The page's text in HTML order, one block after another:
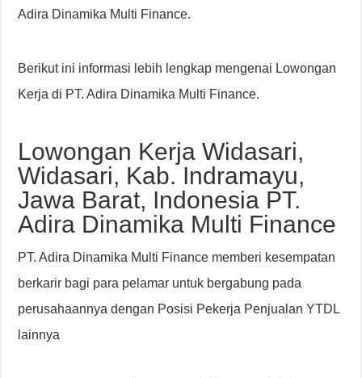
Adira Dinamika Multi Finance.
Berikut ini informasi lebih lengkap mengenai Lowongan
Kerja di PT. Adira Dinamika Multi Finance.
Lowongan Kerja Widasari,
Widasari, Kab. Indramayu,
Jawa Barat, Indonesia PT.
Adira Dinamika Multi Finance
PT. Adira Dinamika Multi Finance memberi kesempatan
berkarir bagi para pelamar untuk bergabung pada
perusahaannya dengan Posisi Pekerja Penjualan YTDL
lainnya